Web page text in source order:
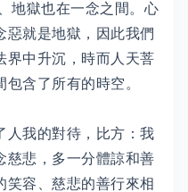
地獄也在一念之間。心
惡就是地獄，因此我們
界中升沉，時而人天菩
含了所有的時空。
我的對待，比方：我
慈悲，多一分體諒和善
笑容、慈悲的善行來相